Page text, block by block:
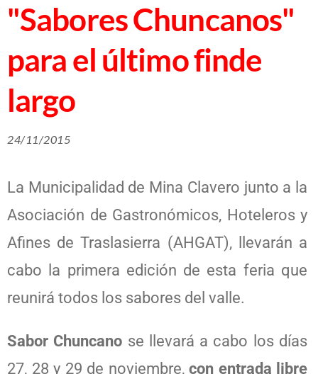
"Sabores Chuncanos"
para el último finde
largo
24/11/2015
La Municipalidad de Mina Clavero junto a la
Asociación de Gastronómicos, Hoteleros y
Afines de Traslasierra (AHGAT), llevarán a
cabo la primera edición de esta feria que
reunirá todos los sabores del valle.
Sabor Chuncano se llevará a cabo los días
27, 28 y 29 de noviembre, con entrada libre